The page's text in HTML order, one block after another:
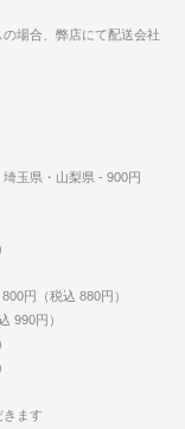
場合、弊店にて配送会社
玉県・山梨県 - 900円
円（税込 880円）
990円）
ます